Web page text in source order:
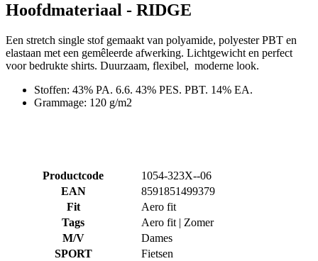
Hoofdmateriaal - RIDGE
Een stretch single stof gemaakt van polyamide, polyester PBT en
elastaan met een gemêleerde afwerking. Lichtgewicht en perfect
voor bedrukte shirts. Duurzaam, flexibel, moderne look.
Stoffen: 43% PA. 6.6. 43% PES. PBT. 14% EA.
Grammage: 120 g/m2
Productcode
1054-323X--06
EAN
8591851499379
Fit
Aero fit
Tags
Aero fit | Zomer
M/V
Dames
SPORT
Fietsen